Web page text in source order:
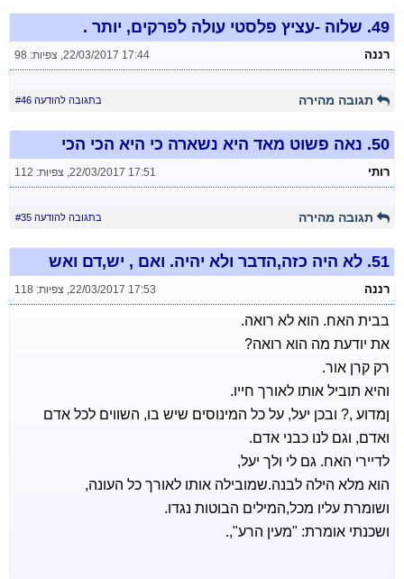
49. שלוה -עציץ פלסטי עולה לפרקים, יותר .
רננה 22/03/2017 17:44
, צפיות: 98
תגובה מהירה בתגובה להודעה #46
50. נאה פשוט מאד היא נשארה כי היא הכי הכי
רותי 22/03/2017 17:51
, צפיות: 112
תגובה מהירה בתגובה להודעה #35
51. לא היה כזה,הדבר ולא יהיה. ואם , יש,דם ואש
רננה 22/03/2017 17:53
, צפיות: 118
בבית האח. הוא לא רואה.
את יודעת מה הוא רואה?
רק קרן אור.
והיא תוביל אותו לאורך חייו.
ןמדוע ,? ובכן יעל, על כל המינוסים שיש בו, השווים לכל אדם
ואדם, וגם לנו כבני אדם.
לדיירי האח. גם לי ולך יעל,
הוא מלא הילה לבנה.שמובילה אותו לאורך כל העונה,
ושומרת עליו מכל,המילים הבוטות נגדו.
ושכנתי אומרת: "מעין הרע",.